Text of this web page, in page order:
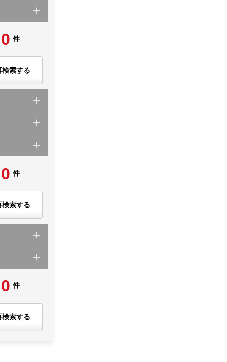
0 件
検索する
0 件
検索する
0 件
検索する